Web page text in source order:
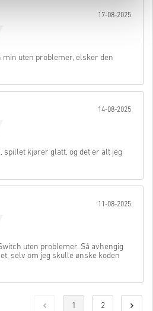
17-08-2025
min uten problemer, elsker den
14-08-2025
spillet kjører glatt, og det er alt jeg
11-08-2025
uten problemer. Så avhengig
selv om jeg skulle ønske koden
1 2